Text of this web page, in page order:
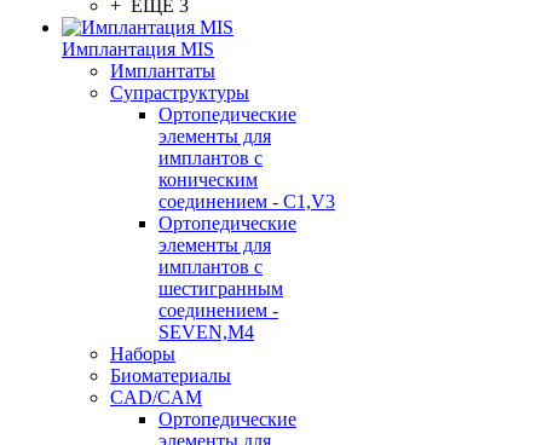
+ ЕЩЕ 3
Имплантация MIS
Имплантаты
Супраструктуры
Ортопедические
элементы для
имплантов с
коническим
соединением - C1,V3
Ортопедические
элементы для
имплантов с
шестигранным
соединением -
SEVEN,M4
Наборы
Биоматериалы
CAD/CAM
Ортопедические
элементы для